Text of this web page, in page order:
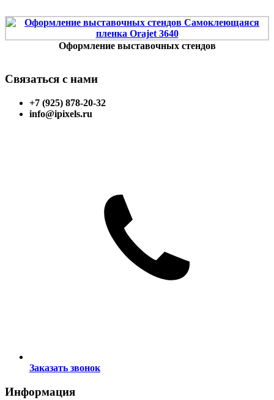
Оформление выставочных стендов
Связаться с нами
+7 (925) 878-20-32
info@ipixels.ru
Заказать звонок
Информация